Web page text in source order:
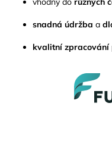
snadná údržba a
kvalitní zpracování